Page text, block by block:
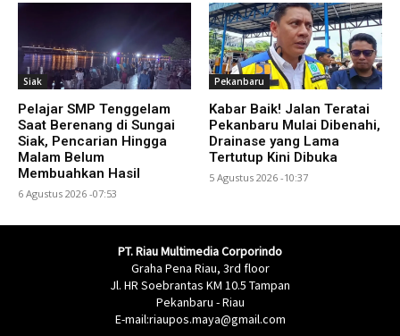
Siak
Pelajar SMP Tenggelam
Saat Berenang di Sungai
Siak, Pencarian Hingga
Malam Belum
Membuahkan Hasil
6 Agustus 2026 -07:53
Pekanbaru
Kabar Baik! Jalan Teratai
Pekanbaru Mulai Dibenahi,
Drainase yang Lama
Tertutup Kini Dibuka
5 Agustus 2026 -10:37
PT. Riau Multimedia Corporindo
Graha Pena Riau, 3rd floor
Jl. HR Soebrantas KM 10.5 Tampan
Pekanbaru - Riau
E-mail:riaupos.maya@gmail.com